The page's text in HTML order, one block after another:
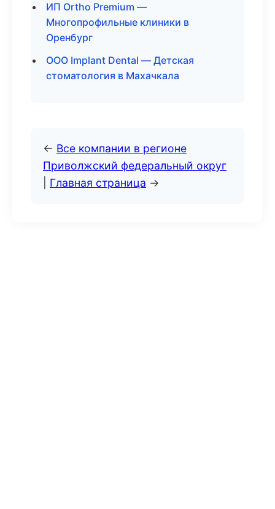
ИП Ortho Premium —
Многопрофильные клиники в
Оренбург
ООО Implant Dental — Детская
стоматология в Махачкала
← Все компании в регионе
Приволжский федеральный округ
Главная страница →